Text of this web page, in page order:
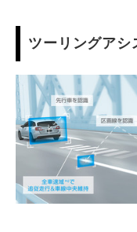
ツーリングアシ